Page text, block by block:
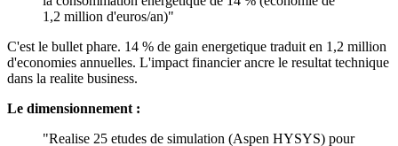
1,2 million d'euros/an)"
C'est le bullet phare. 14 % de gain energetique traduit en 1,2 million
d'economies annuelles. L'impact financier ancre le resultat technique
dans la realite business.
Le dimensionnement :
"Realise 25 etudes de simulation (Aspen HYSYS) pour